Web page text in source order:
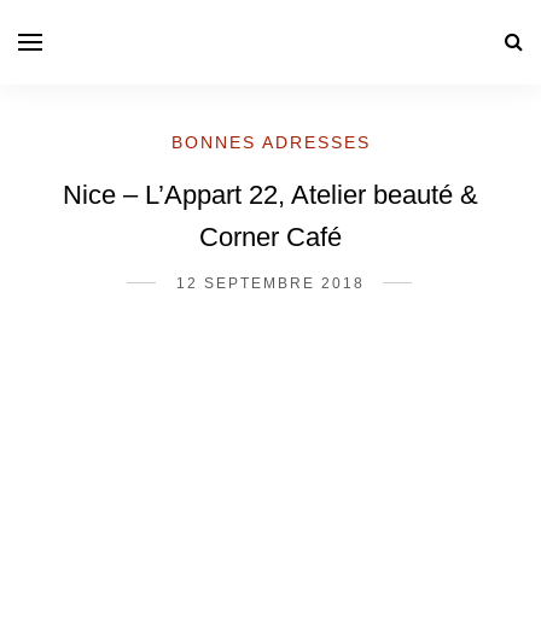
BONNES ADRESSES
Nice – L’Appart 22, Atelier beauté &
Corner Café
12 SEPTEMBRE 2018